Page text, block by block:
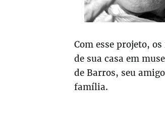
Com esse projeto,
de sua casa em
de Barros, seu
família.